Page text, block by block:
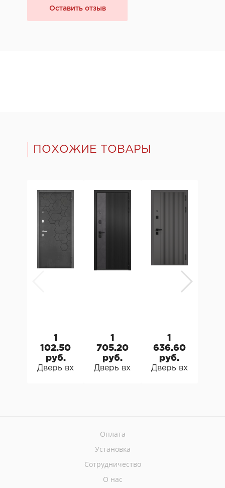
Оставить отзыв
ПОХОЖИЕ ТОВАРЫ
1
102.50
руб.
Дверь входная металлическая Мастино
1
705.20
руб.
Дверь входная металлическая
1
636.60
руб.
Дверь входная
Оплата
Установка
Сотрудничество
О нас